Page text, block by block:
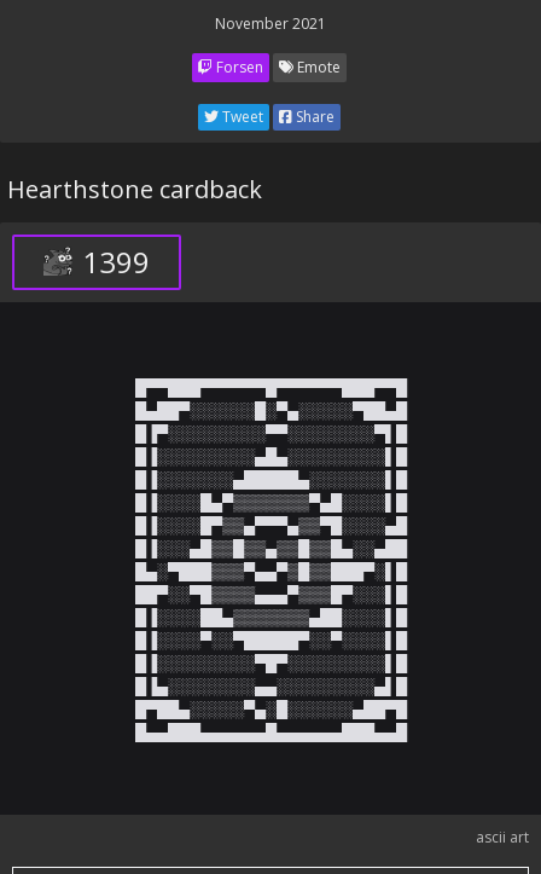
November 2021
Forsen Emote
Tweet Share
Hearthstone cardback
1399
█▀▀███▀▀▀▀▀▀█▀▀▀▀▀▀███▀▀█
█▄██▀░░░░░░█░▀▄░░░░░▀██▄█
█▐▀░░░░░░░░░▀▀░░░░░░░░▀▌█
█▐░░░░░░░░░▄█▄░░░░░░░░░▌█
█▐░░░░░░░▄█████▄░░░░░░░▌█
█▐░░░░█▄▀▒▒▒▒▒▒▒▀▄█░░░░▌█
█▐░░░░█▀▒▒▄▀▀▀▄▒▒▀█░░░░▄█
█▐░░░▄█▒▒█▒▒▄▒▒█▒▒█▄░░▄██
█▄░▀███▒▒▒▀▄▄▀▒█▒▒███▀░▌█
██▀░░▀█▒▒▒▒▄▄▄▀▒▒▒█▀░░░▌█
█▐░░░░██▄▒▒▒▒▒▒▒▄██░░░░▌█
█▐░░░░▀░░▀█████▀░░▀░░░░▌█
█▐░░░░░░░░░▀█▀░░░░░░░░░▌█
█▐▄░░░░░░░░▄▄░░░░░░░░░▄▌█
█▀██▄░░░░░▀▄░█░░░░░░▄██▀█
█▄▄███▄▄▄▄▄▄█▄▄▄▄▄▄███▄▄█
ascii art